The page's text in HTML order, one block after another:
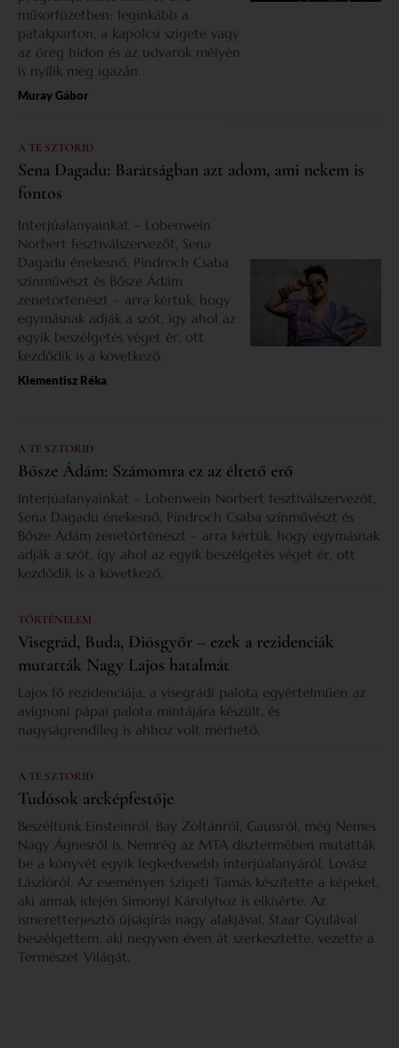
műsorfüzetben: leginkább a
patakparton, a kapolcsi szigete vagy
az öreg hídon és az udvarok mélyén
is nyílik meg igazán.
Muray Gábor
A TE SZTORID
Sena Dagadu: Barátságban azt adom, ami nekem is
fontos
Interjúalanyainkat – Lobenwein
Norbert fesztiválszervezőt, Sena
Dagadu énekesnő, Pindroch Csaba
színművészt és Bősze Ádám
zenetörténészt – arra kértük, hogy
egymásnak adják a szót, így ahol az
egyik beszélgetés véget ér, ott
kezdődik is a következő.
Klementisz Réka
A TE SZTORID
Bősze Ádám: Számomra ez az éltető erő
Interjúalanyainkat – Lobenwein Norbert fesztiválszervezőt,
Sena Dagadu énekesnő, Pindroch Csaba színművészt és
Bősze Ádám zenetörténészt – arra kértük, hogy egymásnak
adják a szót, így ahol az egyik beszélgetés véget ér, ott
kezdődik is a következő.
TÖRTÉNELEM
Visegrád, Buda, Diósgyőr – ezek a rezidenciák
mutatták Nagy Lajos hatalmát
Lajos fő rezidenciája, a visegrádi palota egyértelműen az
avignoni pápai palota mintájára készült, és
nagyságrendileg is ahhoz volt mérhető.
A TE SZTORID
Tudósok arcképfestője
Beszéltünk Einsteinről, Bay Zoltánról, Gaussról, még Nemes
Nagy Ágnesről is. Nemrég az MTA dísztermében mutatták
be a könyvét egyik legkedvesebb interjúalanyáról, Lovász
Lászlóról. Az eseményen Szigeti Tamás készítette a képeket,
aki annak idején Simonyi Károlyhoz is elkísérte. Az
ismeretterjesztő újságírás nagy alakjával, Staar Gyulával
beszélgettem, aki negyven éven át szerkesztette, vezette a
Természet Világát.